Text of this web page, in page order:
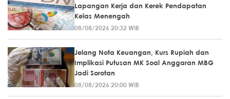
Lapangan Kerja dan Kerek Pendapatan
Kelas Menengah
08/08/2026 20:32 WIB
Jelang Nota Keuangan, Kurs Rupiah dan
Implikasi Putusan MK Soal Anggaran MBG
Jadi Sorotan
08/08/2026 20:00 WIB